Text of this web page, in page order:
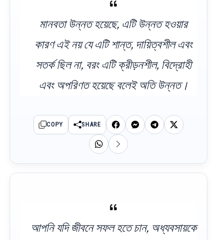
মানবতা উন্নত হয়েছে, এটি উন্নত হওয়ার
কারণ এই নয় যে এটি শান্ত, দায়িত্বশীল এবং
সতর্ক ছিল না, বরং এটি ক্রীড়নশীল, বিদ্রোহী
এবং অপরিণত হয়েছে বলেই অতি উন্নত।
COPY SHARE
আপনি যদি জীবনে সফল হতে চান, অধ্যবসায়কে